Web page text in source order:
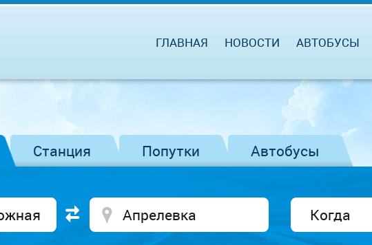
ГЛАВНАЯ НОВОСТИ АВТОБУСЫ
Станция Попутки Автобусы